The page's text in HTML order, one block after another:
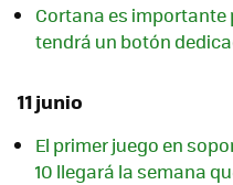
Cortana es importante
tendrá un botón
11 junio
El primer juego en
10 llegará la semana